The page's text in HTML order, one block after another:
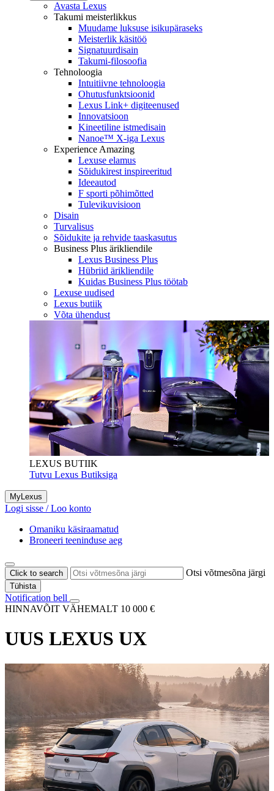
Avasta Lexus
Takumi meisterlikkus
Muudame luksuse isikupäraseks
Meisterlik käsitöö
Signatuurdisain
Takumi-filosoofia
Tehnoloogia
Intuitiivne tehnoloogia
Ohutusfunktsioonid
Lexus Link+ digiteenused
Innovatsioon
Kineetiline istmedisain
Nanoe™ X-iga Lexus
Experience Amazing
Lexuse elamus
Sõidukirest inspireeritud
Ideeautod
F sporti põhimõtted
Tulevikuvisioon
Disain
Turvalisus
Sõidukite ja rehvide taaskasutus
Business Plus ärikliendile
Lexus Business Plus
Hübriid ärikliendile
Kuidas Business Plus töötab
Lexuse uudised
Lexus butiik
Võta ühendust
LEXUS BUTIIK
Tutvu Lexus Butiksiga
MyLexus
Logi sisse / Loo konto
Omaniku käsiraamatud
Broneeri teeninduse aeg
Click to search Otsi võtmesõna järgi
Tühista
Notification bell
HINNAVÕIT VÄHEMALT 10 000 €
UUS LEXUS UX